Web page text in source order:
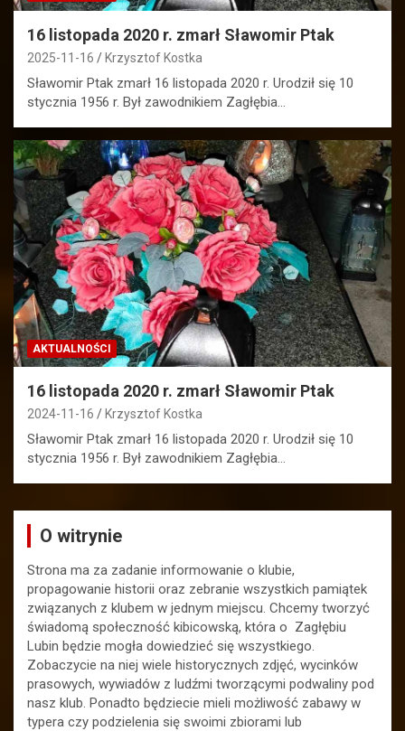
16 listopada 2020 r. zmarł Sławomir Ptak
2025-11-16 Krzysztof Kostka
Sławomir Ptak zmarł 16 listopada 2020 r. Urodził się 10
stycznia 1956 r. Był zawodnikiem Zagłębia…
AKTUALNOŚCI
16 listopada 2020 r. zmarł Sławomir Ptak
2024-11-16 Krzysztof Kostka
Sławomir Ptak zmarł 16 listopada 2020 r. Urodził się 10
stycznia 1956 r. Był zawodnikiem Zagłębia…
O witrynie
Strona ma za zadanie informowanie o klubie,
propagowanie historii oraz zebranie wszystkich pamiątek
związanych z klubem w jednym miejscu. Chcemy tworzyć
świadomą społeczność kibicowską, która o Zagłębiu
Lubin będzie mogła dowiedzieć się wszystkiego.
Zobaczycie na niej wiele historycznych zdjęć, wycinków
prasowych, wywiadów z ludźmi tworzącymi podwaliny pod
nasz klub. Ponadto będziecie mieli możliwość zabawy w
typera czy podzielenia się swoimi zbiorami lub